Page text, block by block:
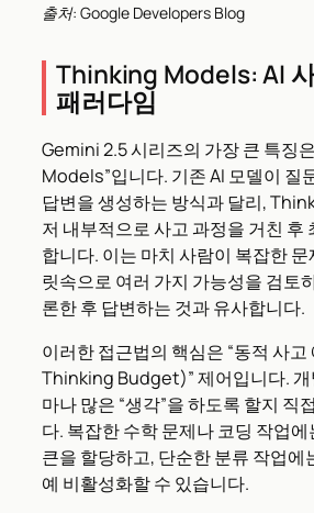
출처: Google Developers Blog
Thinking Models: AI
패러다임
Gemini 2.5 시리즈의 가장 큰 특징
Models”입니다. 기존 AI 모델이 질
답변을 생성하는 방식과 달리,
저 내부적으로 사고 과정을 거친 후
합니다. 이는 마치 사람이 복잡한
릿속으로 여러 가지 가능성을 검토
론한 후 답변하는 것과 유사합니다.
이러한 접근법의 핵심은 “동적 사
Thinking Budget)” 제어입니다. 개
마나 많은 “생각”을 하도록 할지 직
다. 복잡한 수학 문제나 코딩 작업
큰을 할당하고, 단순한 분류 작업에
예 비활성화할 수 있습니다.